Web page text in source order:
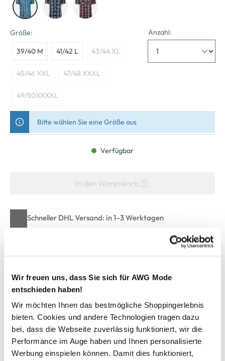
Wir freuen uns, dass Sie sich für AWG Mode
entschieden haben!
Wir möchten Ihnen das bestmögliche Shoppingerlebnis
bieten. Cookies und andere Technologien tragen dazu
bei, dass die Webseite zuverlässig funktioniert, wir die
Performance im Auge haben und Ihnen personalisierte
Werbung einspielen können. Damit dies funktioniert,
Größe:
39/40 M 41/42 L 43/44 XL
45/46 XXL 47/48 XXXL
49/50XXXXL
Anzahl:
Bitte wählen Sie eine Größe aus
Verfügbar
In den Warenkorb
Schneller DHL Versand: in 1–3 Werktagen
Kostenfreie Rücksendung innerhalb 14 Tage
Zur Wunschliste hinzufügen
Herren Freizeithemd mit kurzem Arm